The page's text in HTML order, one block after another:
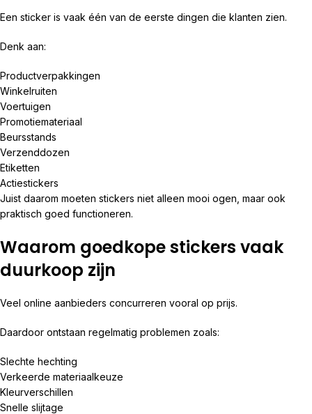
Een sticker is vaak één van de eerste dingen die klanten zien.
Denk aan:
Productverpakkingen
Winkelruiten
Voertuigen
Promotiemateriaal
Beursstands
Verzenddozen
Etiketten
Actiestickers
Juist daarom moeten stickers niet alleen mooi ogen, maar ook
praktisch goed functioneren.
Waarom goedkope stickers vaak
duurkoop zijn
Veel online aanbieders concurreren vooral op prijs.
Daardoor ontstaan regelmatig problemen zoals:
Slechte hechting
Verkeerde materiaalkeuze
Kleurverschillen
Snelle slijtage